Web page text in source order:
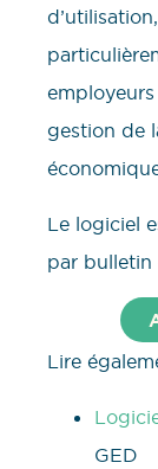
gestion de
Le logiciel
par bulletin
Lire
GED